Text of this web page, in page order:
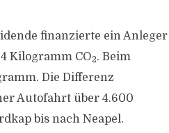
finanzierte ein Anleger
Kilogramm CO2. Beim
Die Differenz
Autofahrt über 4.600
bis nach Neapel.